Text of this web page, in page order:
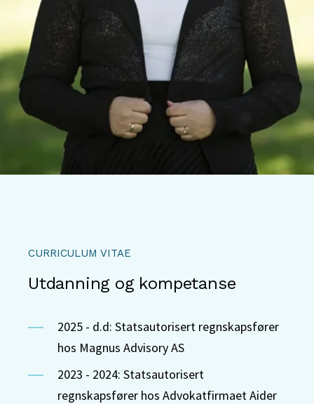
CURRICULUM VITAE
Utdanning og kompetanse
2025 - d.d: Statsautorisert regnskapsfører
hos Magnus Advisory AS
2023 - 2024: Statsautorisert
regnskapsfører hos Advokatfirmaet Aider